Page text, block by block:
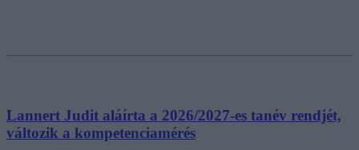
Lannert Judit aláírta a 2026/2027-es tanév rendjét,
változik a kompetenciamérés